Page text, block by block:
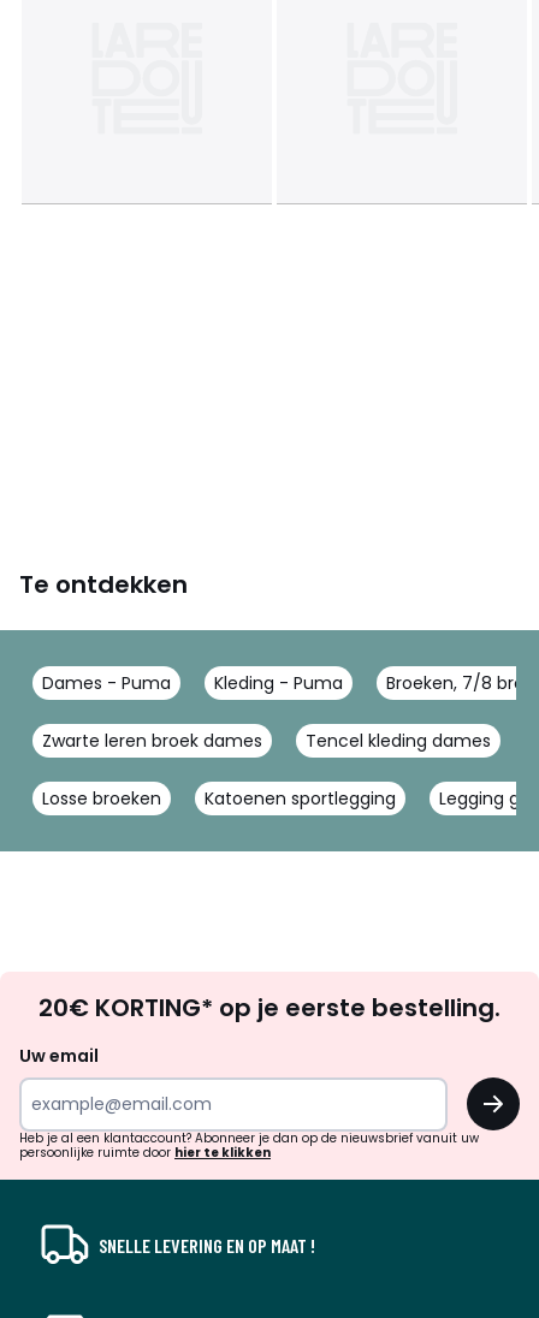
Te ontdekken
Dames - Puma Kleding - Puma Broeken, 7/8
Zwarte leren broek dames Tencel kleding dames
Losse broeken Katoenen sportlegging Legging
zoek
inspiratie
verrassingen?
20€ KORTING* op je eerste bestelling.
Uw email
OK
Heb je al een klantaccount? Abonneer je dan op de nieuwsbrief vanuit uw
persoonlijke ruimte door hier te klikken
SNELLE LEVERING EN OP MAAT !